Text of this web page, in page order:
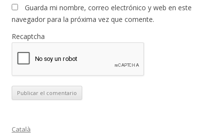
Guarda mi nombre, correo electrónico y web en este
navegador para la próxima vez que comente.
Recaptcha
Català